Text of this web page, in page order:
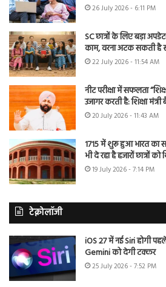
26 July 2026 - 6:11 PM
SC छात्रों के लिए बड़ा
काम, वरना अटक सकती है
22 July 2026 - 11:54 AM
नीट परीक्षा में सफलता
उजागर करती है: शिक्षा
20 July 2026 - 11:43 AM
1715 में शुरू हुआ भारत का
भी दे रहा है हजारों छात्रों को
19 July 2026 - 7:14 PM
टेक्नोलॉजी
iOS 27 में नई Siri होगी
Gemini को देगी टक्कर
25 July 2026 - 7:52 PM